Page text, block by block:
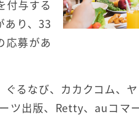
付与する
あり、33
応募があ
るなび、カカクコム、
ツ出版、Retty、auコマ